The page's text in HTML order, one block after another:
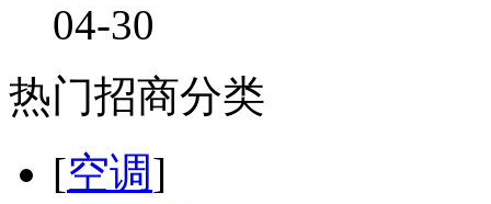
04-30
热门招商分类
[空调]